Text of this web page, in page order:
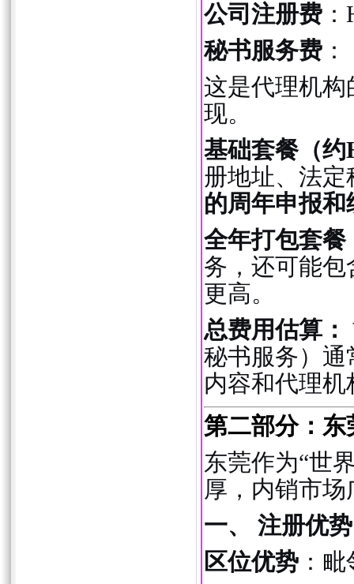
公司注册费：
秘书服务费：
这是代理机
现。
基础套餐（约
册地址、法
的周年申报
全年打包套餐
务，还可能
更高。
总费用估算：
秘书服务）
内容和代理
第二部分：
东莞作为“世
厚，内销市
一、 注册优势
区位优势：毗